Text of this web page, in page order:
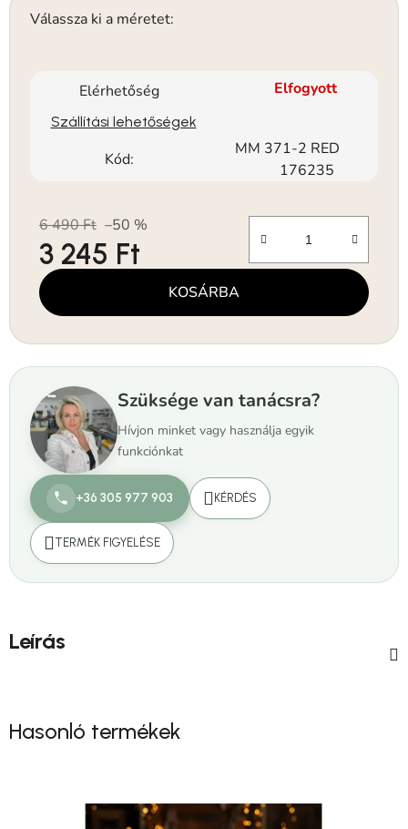
Válassza ki a méretet:
Elérhetőség Elfogyott
Szállítási lehetőségek
Kód:
MM 371-2 RED
176235
6 490 Ft –50 %
3 245 Ft
Egységár: KOSÁRBA
Szüksége van tanácsra?
Hívjon minket vagy használja egyik
funkciónkat
+36 305 977 903 KÉRDÉS
TERMÉK FIGYELÉSE
Leírás
Hasonló termékek